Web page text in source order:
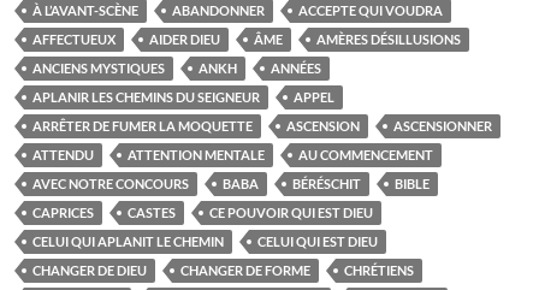
À L’AVANT-SCÈNE ABANDONNER
ACCEPTE QUI VOUDRA
AFFECTUEUX
AIDER DIEU ÂME
AMÈRES DÉSILLUSIONS
ANCIENS MYSTIQUES
ANKH
ANNÉES
APLANIR LES CHEMINS DU SEIGNEUR
APPEL
ARRÊTER DE FUMER LA MOQUETTE
ASCENSION
ASCENSIONNER
ATTENDU
ATTENTION MENTALE
AU COMMENCEMENT
AVEC NOTRE CONCOURS
BABA BÉRÉSCHIT
BIBLE
CAPRICES
CASTES
CE POUVOIR QUI EST DIEU
CELUI QUI APLANIT LE CHEMIN
CELUI QUI EST DIEU
CHANGER DE DIEU
CHANGER DE FORME CHRÉTIENS